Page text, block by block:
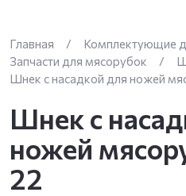
Главная / Комплектующие
Запчасти для мясорубок
/
Шнек с насадкой для ножей
Шнек с
ножей
22